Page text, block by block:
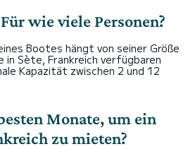
wie viele Personen?
Bootes hängt von seiner Größe
in Sète, Frankreich verfügbaren
Kapazität zwischen 2 und 12
Monate, um ein
zu mieten?